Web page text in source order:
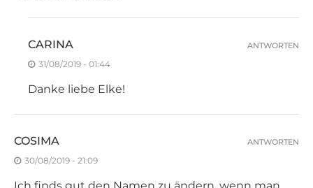
CARINA
31/08/2019 - 01:44
Danke liebe Elke!
ANTWORTEN
COSIMA
30/08/2019 - 21:09
ANTWORTEN